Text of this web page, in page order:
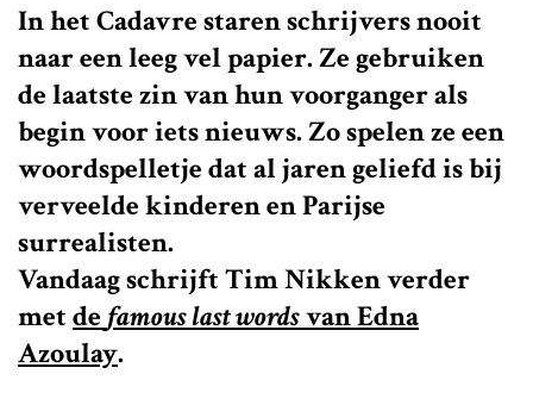
In het Cadavre staren schrijvers nooit
naar een leeg vel papier. Ze gebruiken
de laatste zin van hun voorganger als
begin voor iets nieuws. Zo spelen ze een
woordspelletje dat al jaren geliefd is bij
verveelde kinderen en Parijse
surrealisten.
Vandaag schrijft Tim Nikken verder
metde famous last wordsvan Edna
Azoulay.